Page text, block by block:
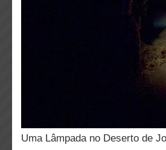
Uma Lâmpada no Deserto de